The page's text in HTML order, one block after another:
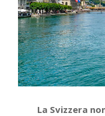
La Svizzera